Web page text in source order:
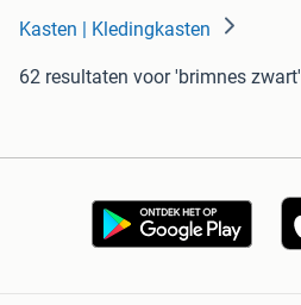
Kasten | Kledingkasten
62 resultaten voor 'brimnes zwart'